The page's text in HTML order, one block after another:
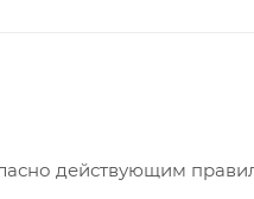
действующим